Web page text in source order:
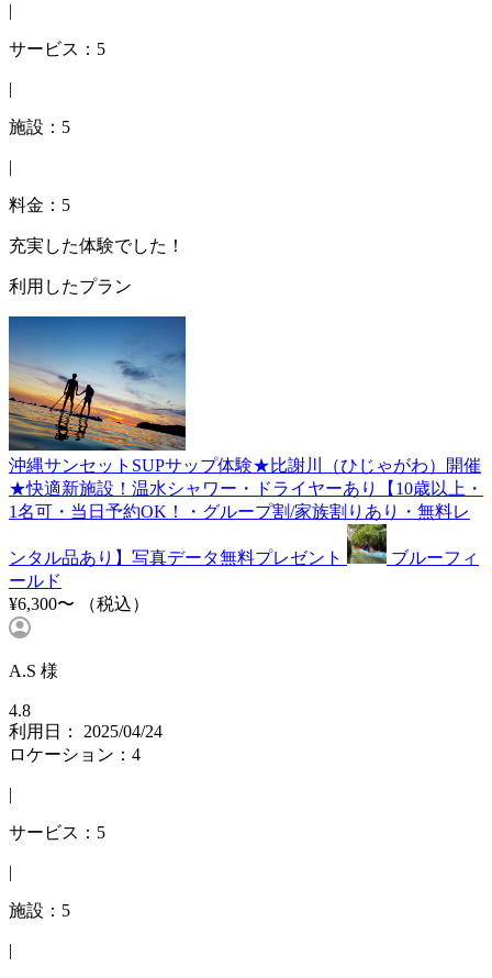
|
サービス：5
|
施設：5
|
料金：5
充実した体験でした！
利用したプラン
沖縄サンセットSUPサップ体験★比謝川（ひじゃがわ）開催
★快適新施設！温水シャワー・ドライヤーあり【10歳以上・
1名可・当日予約OK！・グループ割/家族割りあり・無料レ
ンタル品あり】写真データ無料プレゼント
ブルーフィ
ールド
¥6,300〜
（税込）
A.S 様
4.8
利用日： 2025/04/24
ロケーション：4
|
サービス：5
|
施設：5
|